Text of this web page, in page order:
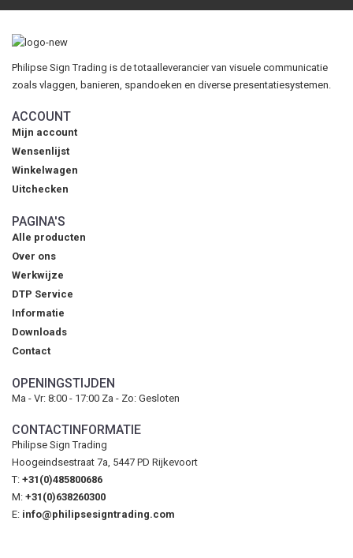
Philipse Sign Trading is de totaalleverancier van visuele communicatie
zoals vlaggen, banieren, spandoeken en diverse presentatiesystemen.
ACCOUNT
Mijn account
Wensenlijst
Winkelwagen
Uitchecken
PAGINA'S
Alle producten
Over ons
Werkwijze
DTP Service
Informatie
Downloads
Contact
OPENINGSTIJDEN
Ma - Vr: 8:00 - 17:00 Za - Zo: Gesloten
CONTACTINFORMATIE
Philipse Sign Trading
Hoogeindsestraat 7a, 5447 PD Rijkevoort
T: +31(0)485800686
M: +31(0)638260300
E: info@philipsesigntrading.com